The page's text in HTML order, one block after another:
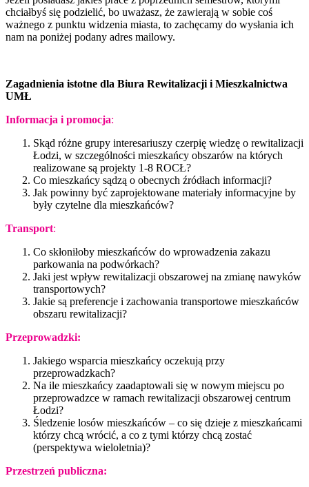
chciałbyś się podzielić, bo uważasz, że zawierają w sobie coś
ważnego z punktu widzenia miasta, to zachęcamy do wysłania ich
nam na poniżej podany adres mailowy.
Zagadnienia istotne dla Biura Rewitalizacji i Mieszkalnictwa
UMŁ
Informacja i promocja:
Skąd różne grupy interesariuszy czerpię wiedzę o rewitalizacji
Łodzi, w szczególności mieszkańcy obszarów na których
realizowane są projekty 1-8 ROCŁ?
Co mieszkańcy sądzą o obecnych źródłach informacji?
Jak powinny być zaprojektowane materiały informacyjne by
były czytelne dla mieszkańców?
Transport:
Co skłoniłoby mieszkańców do wprowadzenia zakazu
parkowania na podwórkach?
Jaki jest wpływ rewitalizacji obszarowej na zmianę nawyków
transportowych?
Jakie są preferencje i zachowania transportowe mieszkańców
obszaru rewitalizacji?
Przeprowadzki:
Jakiego wsparcia mieszkańcy oczekują przy
przeprowadzkach?
Na ile mieszkańcy zaadaptowali się w nowym miejscu po
przeprowadzce w ramach rewitalizacji obszarowej centrum
Łodzi?
Śledzenie losów mieszkańców – co się dzieje z mieszkańcami
którzy chcą wrócić, a co z tymi którzy chcą zostać
(perspektywa wieloletnia)?
Przestrzeń publiczna: